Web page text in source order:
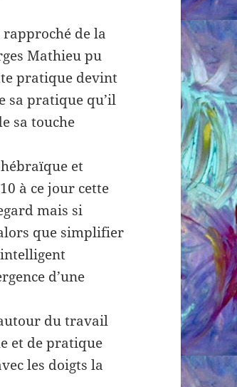
de la
Mathieu pu
pratique devint
sa pratique qu’il
sa touche
et
à ce jour cette
mais si
que simplifier
intelligent
d’une
du travail
et de pratique
les doigts la